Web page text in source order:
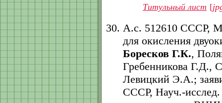
Титульный лист [
А.с. 512610 СССР,
для окисления
Боресков Г.К.,
Гребенникова Г.Д.,
Левицкий Э.А.;
СССР, Науч.-исслед.